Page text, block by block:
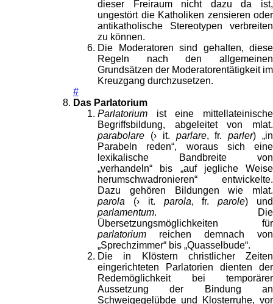
dieser Freiraum nicht dazu da ist,
ungestört die Katholiken zensieren oder
antikatholische Stereotypen verbreiten
zu können.
Die Moderatoren sind gehalten, diese
Regeln nach den allgemeinen
Grundsätzen der Moderatorentätigkeit im
Kreuzgang durchzusetzen.
#
Das Parlatorium
Parlatorium ist eine mittellateinische
Begriffsbildung, abgeleitet von mlat.
parabolare (› it. parlare, fr.parler) „in
Parabeln reden“, woraus sich eine
lexikalische Bandbreite von
„verhandeln“ bis „auf jegliche Weise
herumschwadronieren“ entwickelte.
Dazu gehören Bildungen wie mlat.
parola (› it. parola, fr.parole) und
parlamentum. Die
Übersetzungsmöglichkeiten für
parlatorium reichen demnach von
„Sprechzimmer“ bis „Quasselbude“.
Die in Klöstern christlicher Zeiten
eingerichteten Parlatorien dienten der
Redemöglichkeit bei temporärer
Aussetzung der Bindung an
Schweigegelübde und Klosterruhe, vor